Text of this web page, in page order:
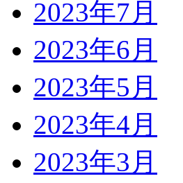
2023年7月
2023年6月
2023年5月
2023年4月
2023年3月